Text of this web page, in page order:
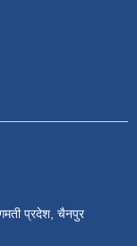
प्रदेश, चैनपुर